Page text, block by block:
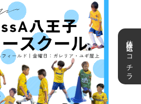
体験申込はコチラ